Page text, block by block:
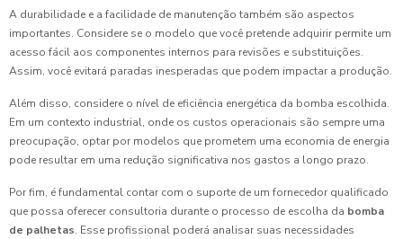
A durabilidade e a facilidade de manutenção também são aspectos
importantes. Considere se o modelo que você pretende adquirir permite um
acesso fácil aos componentes internos para revisões e substituições.
Assim, você evitará paradas inesperadas que podem impactar a produção.
Além disso, considere o nível de eficiência energética da bomba escolhida.
Em um contexto industrial, onde os custos operacionais são sempre uma
preocupação, optar por modelos que prometem uma economia de energia
pode resultar em uma redução significativa nos gastos a longo prazo.
Por fim, é fundamental contar com o suporte de um fornecedor qualificado
que possa oferecer consultoria durante o processo de escolha da bomba
de palhetas. Esse profissional poderá analisar suas necessidades